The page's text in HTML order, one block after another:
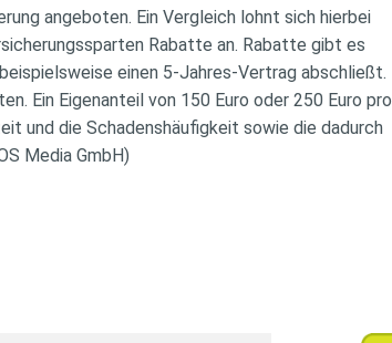
angeboten. Ein Vergleich lohnt sich hierbei
Rabatte an. Rabatte gibt es
einen 5-Jahres-Vertrag abschließt.
Ein Eigenanteil von 150 Euro oder 250 Euro pro
und die Schadenshäufigkeit sowie die dadurch
Media GmbH)